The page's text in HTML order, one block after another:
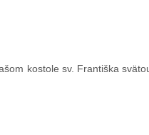
začala v našom kostole sv.